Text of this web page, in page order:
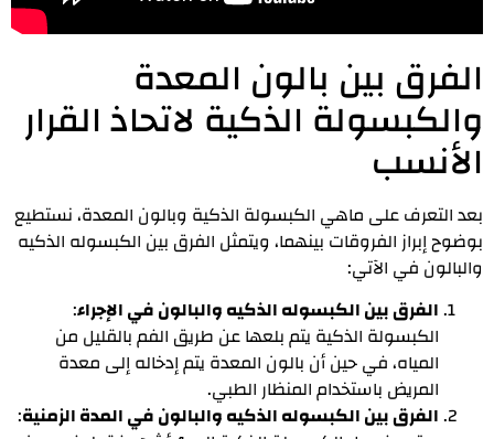
الفرق بين بالون المعدة
والكبسولة الذكية لاتحاذ القرار
الأنسب
بعد التعرف على ماهي الكبسولة الذكية وبالون المعدة، نستطيع
بوضوح إبراز الفروقات بينهما، ويتمثل الفرق بين الكبسوله الذكيه
والبالون في الآتي:
الفرق بين الكبسوله الذكيه والبالون في الإجراء:
الكبسولة الذكية يتم بلعها عن طريق الفم بالقليل من
المياه، في حين أن بالون المعدة يتم إدخاله إلى معدة
المريض باستخدام المنظار الطبي.
الفرق بين الكبسوله الذكيه والبالون في المدة الزمنية: